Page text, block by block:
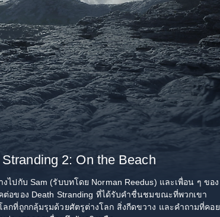
2: On the Beach
งไปกับ Sam (รับบทโดย Norman Reedus) และเพื่อน ๆ ของ
ต่อของ Death Stranding ที่ได้รับคำชื่นชมขณะที่พวกเขา
ลกที่ถูกกลุ้มรุมด้วยศัตรูต่างโลก สิ่งกีดขวาง และคำถามที่คอย